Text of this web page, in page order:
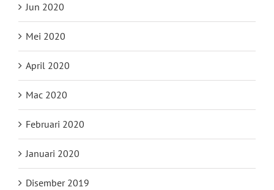
Jun 2020
Mei 2020
April 2020
Mac 2020
Februari 2020
Januari 2020
Disember 2019